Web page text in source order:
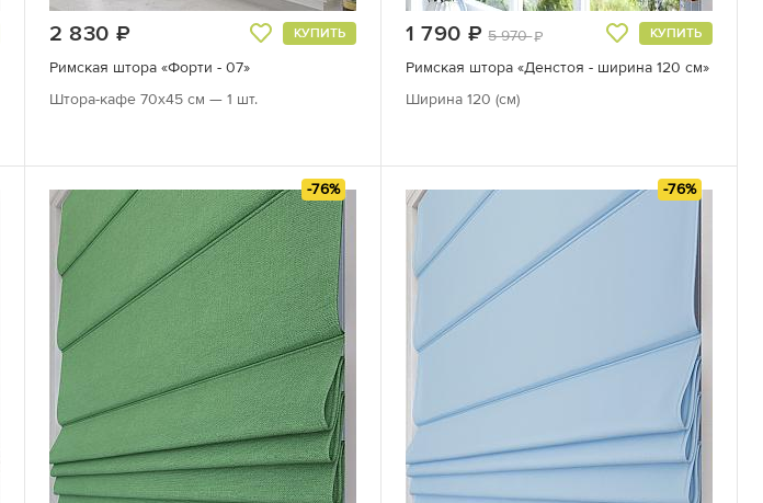
2 830 КУПИТЬ
Римская штора «Форти - 07»
Штора-кафе 70х45 см — 1 шт.
1 790 руб.
5 970 КУПИТЬ
Римская штора «Денстоя - ширина 120 см»
Ширина 120 (см)
-76% -76%